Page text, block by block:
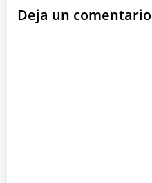
entradas
Deja un comentario